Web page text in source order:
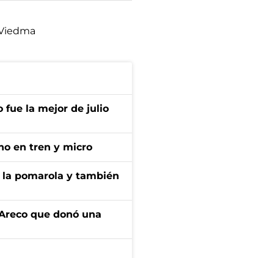
fue la mejor de julio
en tren y micro
la pomarola y también
que donó una